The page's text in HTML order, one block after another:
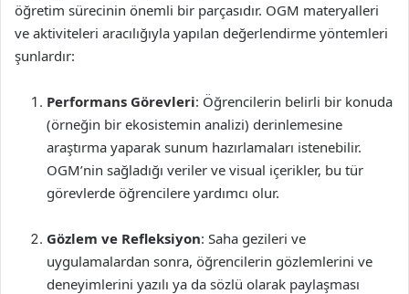
öğretim sürecinin önemli bir parçasıdır. OGM materyalleri
ve aktiviteleri aracılığıyla yapılan değerlendirme yöntemleri
şunlardır:
Performans Görevleri: Öğrencilerin belirli bir konuda
(örneğin bir ekosistemin analizi) derinlemesine
araştırma yaparak sunum hazırlamaları istenebilir.
OGM’nin sağladığı veriler ve visual içerikler, bu tür
görevlerde öğrencilere yardımcı olur.
Gözlem ve Refleksiyon: Saha gezileri ve
uygulamalardan sonra, öğrencilerin gözlemlerini ve
deneyimlerini yazılı ya da sözlü olarak paylaşması